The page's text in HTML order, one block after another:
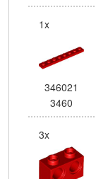
1x
346021
3460
3x